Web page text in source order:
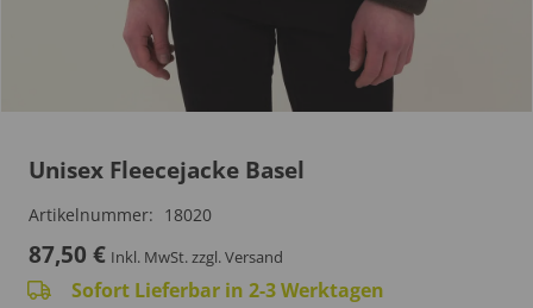
Unisex Fleecejacke Basel
Artikelnummer: 18020
87,50 € Inkl. MwSt.zzgl. Versand
Sofort Lieferbar in 2-3 Werktagen